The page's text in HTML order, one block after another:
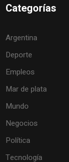
Categorías
Argentina
Deporte
Empleos
Mar de plata
Mundo
Negocios
Política
Tecnología